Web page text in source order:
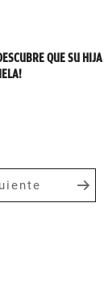
QUE SU HIJA